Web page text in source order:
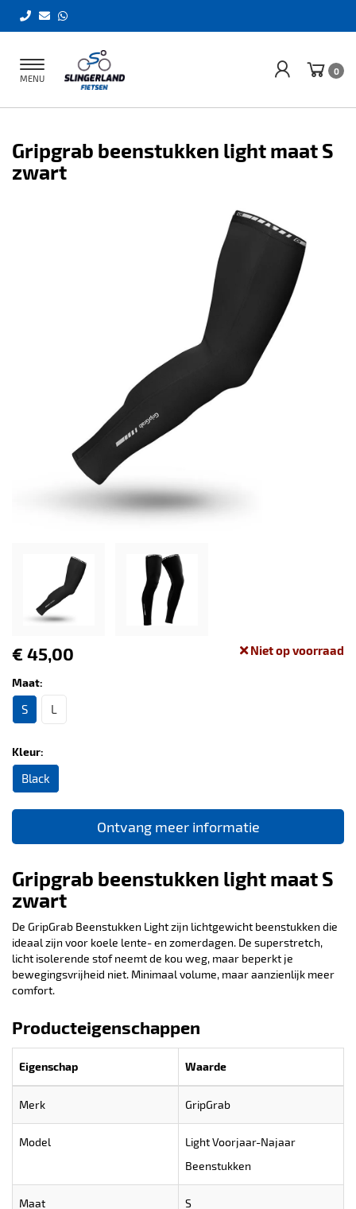
Toggle
navigation
MENU
0
Gripgrab beenstukken light maat S
zwart
€ 45,00 Niet op voorraad
Maat:
S L
Kleur:
Black
Ontvang meer informatie
Gripgrab beenstukken light maat S
zwart
De GripGrab Beenstukken Light zijn lichtgewicht beenstukken die
ideaal zijn voor koele lente- en zomerdagen. De superstretch,
licht isolerende stof neemt de kou weg, maar beperkt je
bewegingsvrijheid niet. Minimaal volume, maar aanzienlijk meer
comfort.
Producteigenschappen
Eigenschap Waarde
Merk GripGrab
Model
Light Voorjaar-Najaar
Beenstukken
Maat S